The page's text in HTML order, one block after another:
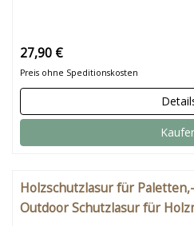
27,90 €
Preis ohne Speditionskosten
Holzschutzlasur für
Outdoor Schutzlasur für